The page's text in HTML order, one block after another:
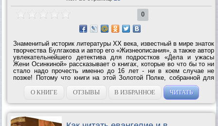
0
Знаменитый историк литературы ХХ века, известный в мире знаток
творчества Булгакова и автор его «Жизнеописания», а также автор
увлекательнейшего детектива для подростков «Дела и ужасы
Жени Осинкиной» рассказывает о книгах, которые во что бы то ни
стало надо прочесть именно до 16 лет - ни в коем случае не
позже! Потому что книги на этой Золотой Полке, собранной для
вас Мариэттой Чудаковой, так хитро написаны, что если вы
опоздаете и...
О КНИГЕ ОТЗЫВЫ В ИЗБРАННОЕ ЧИТАТЬ